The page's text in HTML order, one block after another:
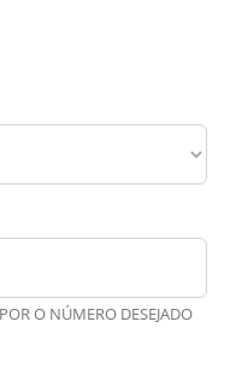
O NÚMERO DESEJADO